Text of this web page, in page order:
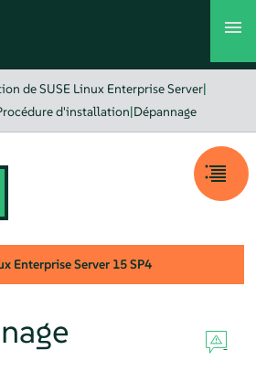
de SUSE Linux Enterprise Server|
d'installation|Dépannage
Enterprise Server 15 SP4